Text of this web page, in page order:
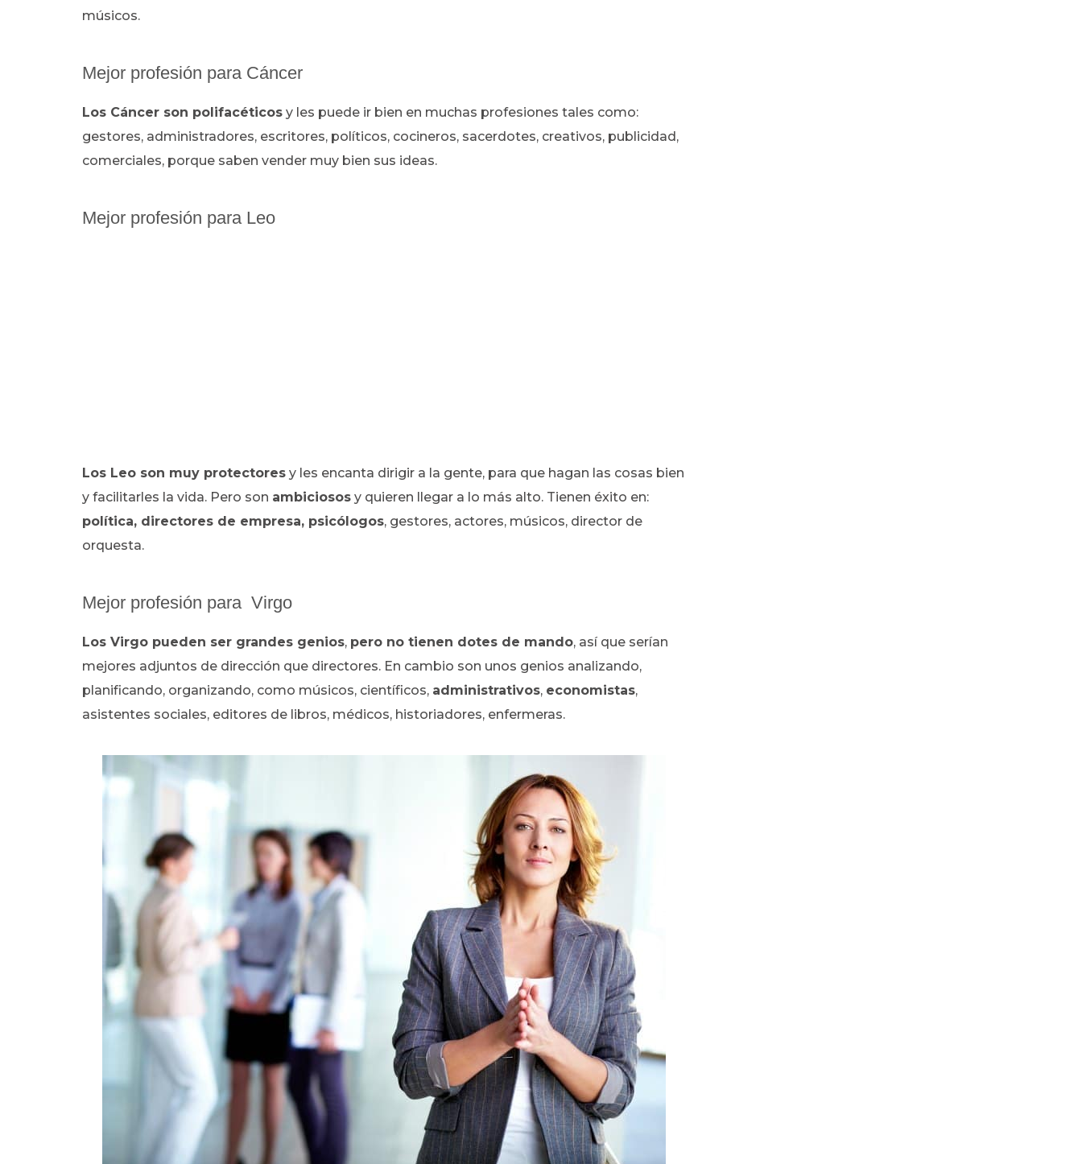
músicos.
Mejor profesión para Cáncer
Los Cáncer son polifacéticos y les puede ir bien en muchas profesiones tales como:
gestores, administradores, escritores, políticos, cocineros, sacerdotes, creativos, publicidad,
comerciales, porque saben vender muy bien sus ideas.
Mejor profesión para Leo
Los Leo son muy protectores y les encanta dirigir a la gente, para que hagan las cosas bien
y facilitarles la vida. Pero son ambiciosos y quieren llegar a lo más alto. Tienen éxito en:
política, directores de empresa, psicólogos, gestores, actores, músicos, director de
orquesta.
Mejor profesión para Virgo
Los Virgo pueden ser grandes genios, pero no tienen dotes de mando, así que serían
mejores adjuntos de dirección que directores. En cambio son unos genios analizando,
planificando, organizando, como músicos, científicos, administrativos, economistas,
asistentes sociales, editores de libros, médicos, historiadores, enfermeras.